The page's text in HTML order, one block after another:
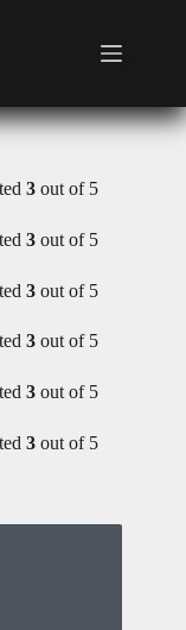
3 out of 5
3 out of 5
3 out of 5
3 out of 5
3 out of 5
3 out of 5